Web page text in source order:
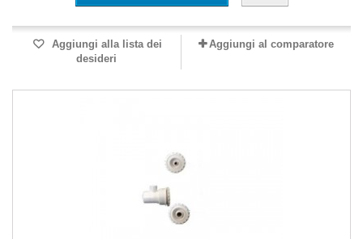
Aggiungi alla lista dei
desideri
Aggiungi al comparatore